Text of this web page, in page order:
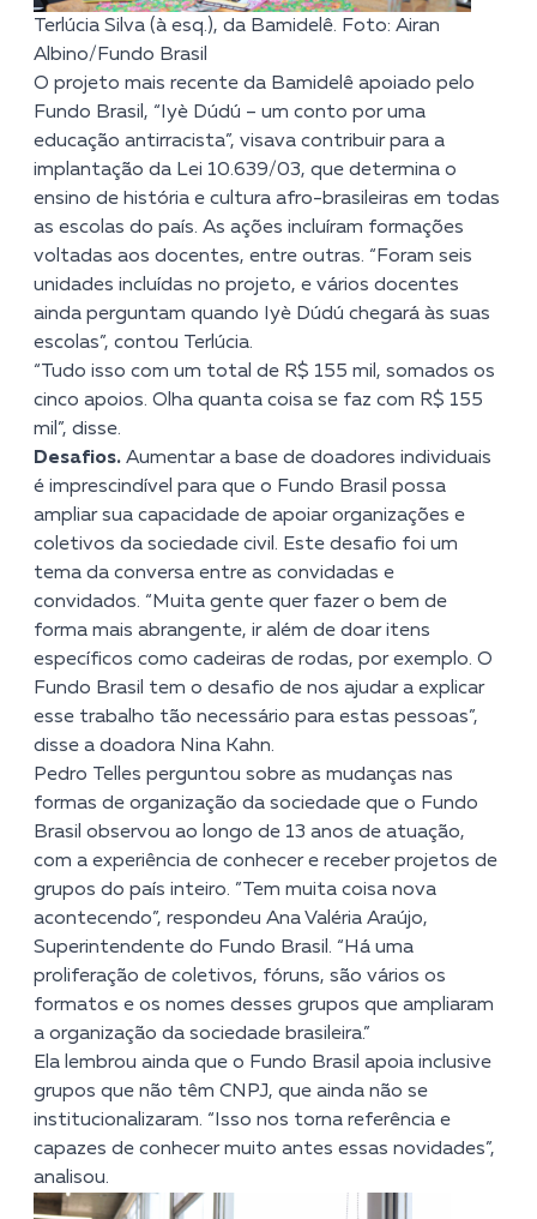
Terlúcia Silva (à esq.), da Bamidelê. Foto: Airan
Albino/Fundo Brasil
O projeto mais recente da Bamidelê apoiado pelo
Fundo Brasil, “Iyè Dúdú – um conto por uma
educação antirracista”, visava contribuir para a
implantação da Lei 10.639/03, que determina o
ensino de história e cultura afro-brasileiras em todas
as escolas do país. As ações incluíram formações
voltadas aos docentes, entre outras. “Foram seis
unidades incluídas no projeto, e vários docentes
ainda perguntam quando Iyè Dúdú chegará às suas
escolas”, contou Terlúcia.
“Tudo isso com um total de R$ 155 mil, somados os
cinco apoios. Olha quanta coisa se faz com R$ 155
mil”, disse.
Desafios. Aumentar a base de doadores individuais
é imprescindível para que o Fundo Brasil possa
ampliar sua capacidade de apoiar organizações e
coletivos da sociedade civil. Este desafio foi um
tema da conversa entre as convidadas e
convidados. “Muita gente quer fazer o bem de
forma mais abrangente, ir além de doar itens
específicos como cadeiras de rodas, por exemplo. O
Fundo Brasil tem o desafio de nos ajudar a explicar
esse trabalho tão necessário para estas pessoas”,
disse a doadora Nina Kahn.
Pedro Telles perguntou sobre as mudanças nas
formas de organização da sociedade que o Fundo
Brasil observou ao longo de 13 anos de atuação,
com a experiência de conhecer e receber projetos de
grupos do país inteiro. ”Tem muita coisa nova
acontecendo”, respondeu Ana Valéria Araújo,
Superintendente do Fundo Brasil. “Há uma
proliferação de coletivos, fóruns, são vários os
formatos e os nomes desses grupos que ampliaram
a organização da sociedade brasileira.”
Ela lembrou ainda que o Fundo Brasil apoia inclusive
grupos que não têm CNPJ, que ainda não se
institucionalizaram. “Isso nos torna referência e
capazes de conhecer muito antes essas novidades”,
analisou.